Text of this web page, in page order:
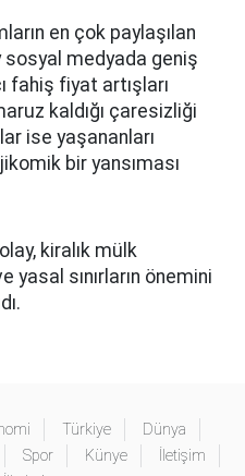
en çok paylaşılan
sosyal medyada geniş
fahiş fiyat artışları
kaldığı çaresizliği
ise yaşananları
bir yansıması
kiralık mülk
yasal sınırların önemini
Türkiye
Dünya
Spor Künye
İletişim